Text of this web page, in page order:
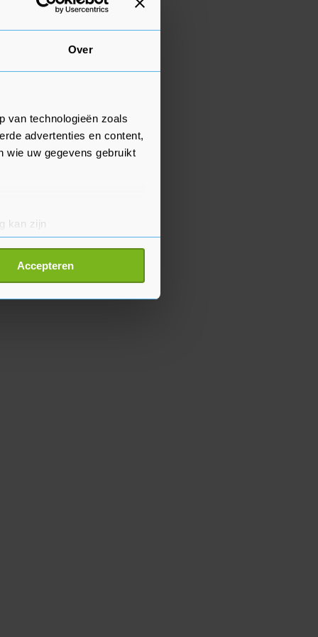
Over
van technologieën zoals
advertenties en content,
wie uw gegevens gebruikt
kan zijn
detailgedeelte
Accepteren